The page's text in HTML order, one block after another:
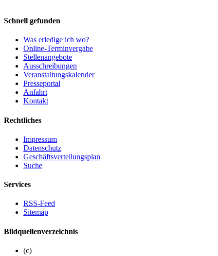
Schnell gefunden
Was erledige ich wo?
Online-Terminvergabe
Stellenangebote
Ausschreibungen
Veranstaltungskalender
Presseportal
Anfahrt
Kontakt
Rechtliches
Impressum
Datenschutz
Geschäftsverteilungsplan
Suche
Services
RSS-Feed
Sitemap
Bildquellenverzeichnis
(c)